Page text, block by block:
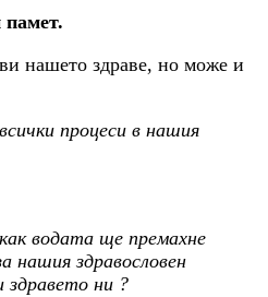
памет.
нашето здраве, но може и
процеси в нашия
водата ще премахне
нашия здравословен
здравето ни ?